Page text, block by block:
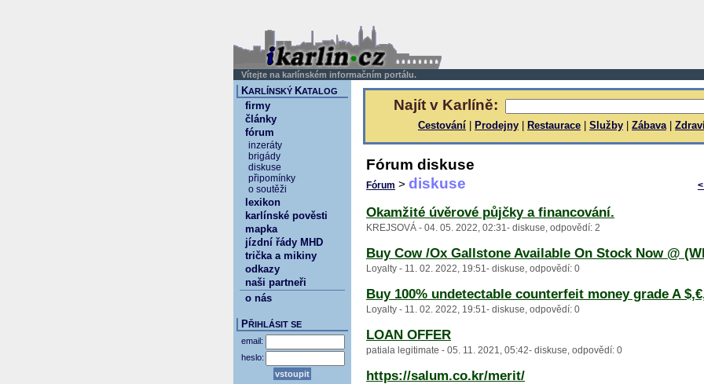
Vítejte na karlínském informačním portálu.
Najít v Karlíně:
Cestování Prodejny Restaurace Služby Zábava|
Fórum diskuse
Fórum > diskuse
Okamžité úvěrové půjčky a financování.
KREJSOVÁ - 04. 05. 2022, 02:31- diskuse, odpovědí: 2
Buy Cow /Ox Gallstone Available On Stock Now @
Loyalty - 11. 02. 2022, 19:51- diskuse, odpovědí: 0
Buy 100% undetectable counterfeit money grade A
Loyalty - 11. 02. 2022, 19:51- diskuse, odpovědí: 0
LOAN OFFER
patiala legitimate - 05. 11. 2021, 05:42- diskuse, odpovědí: 0
https://salum.co.kr/merit/
KARLÍNSKÝ KATALOG
firmy
články
fórum
inzeráty
brigády
diskuse
připomínky
o soutěži
lexikon
karlínské pověsti
mapka
jízdní řády MHD
trička a mikiny
odkazy
naši partneři
o nás
PŘIHLÁSIT SE
email:
heslo: